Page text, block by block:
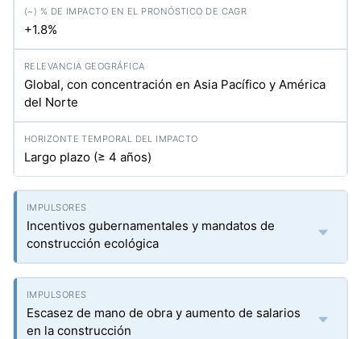
+1.8%
Global, con concentración en Asia Pacífico y América
del Norte
Largo plazo (≥ 4 años)
Incentivos gubernamentales y mandatos de
construcción ecológica
Escasez de mano de obra y aumento de salarios
en la construcción